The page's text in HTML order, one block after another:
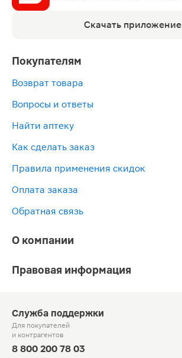
Скачать приложение
Покупателям
Возврат товара
Вопросы и ответы
Найти аптеку
Как сделать заказ
Правила применения скидок
Оплата заказа
Обратная связь
О компании
Правовая информация
Служба поддержки
Для покупателей
и контрагентов
8 800 200 78 03